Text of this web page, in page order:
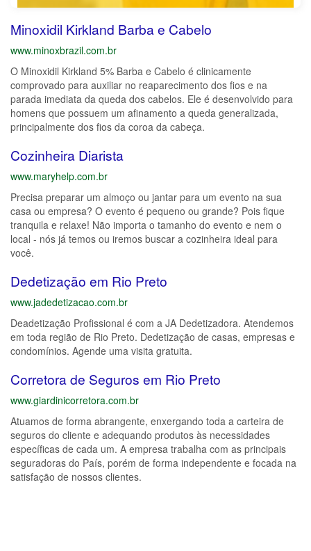
Minoxidil Kirkland Barba e Cabelo
www.minoxbrazil.com.br
O Minoxidil Kirkland 5% Barba e Cabelo é clinicamente
comprovado para auxiliar no reaparecimento dos fios e na
parada imediata da queda dos cabelos. Ele é desenvolvido para
homens que possuem um afinamento a queda generalizada,
principalmente dos fios da coroa da cabeça.
Cozinheira Diarista
www.maryhelp.com.br
Precisa preparar um almoço ou jantar para um evento na sua
casa ou empresa? O evento é pequeno ou grande? Pois fique
tranquila e relaxe! Não importa o tamanho do evento e nem o
local - nós já temos ou iremos buscar a cozinheira ideal para
você.
Dedetização em Rio Preto
www.jadedetizacao.com.br
Deadetização Profissional é com a JA Dedetizadora. Atendemos
em toda região de Rio Preto. Dedetização de casas, empresas e
condomínios. Agende uma visita gratuita.
Corretora de Seguros em Rio Preto
www.giardinicorretora.com.br
Atuamos de forma abrangente, enxergando toda a carteira de
seguros do cliente e adequando produtos às necessidades
específicas de cada um. A empresa trabalha com as principais
seguradoras do País, porém de forma independente e focada na
satisfação de nossos clientes.